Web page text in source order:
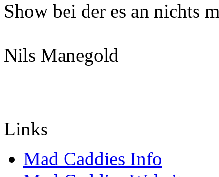
Show bei der es an nichts
Nils Manegold
Links
Mad Caddies Info